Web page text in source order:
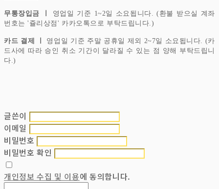
무통장입금 ㅣ 영업일 기준 1~2일 소요됩니다. (환불 받으실 계좌
번호는 '쥴리상점' 카카오톡으로 부탁드립니다.)
카드 결제 ㅣ 영업일 기준 주말 공휴일 제외 2~7일 소요됩니다. (카
드사에 따라 승인 취소 기간이 달라질 수 있는 점 양해 부탁드립니
다.)
글쓴이
이메일
비밀번호
비밀번호 확인
개인정보 수집 및 이용에 동의합니다.